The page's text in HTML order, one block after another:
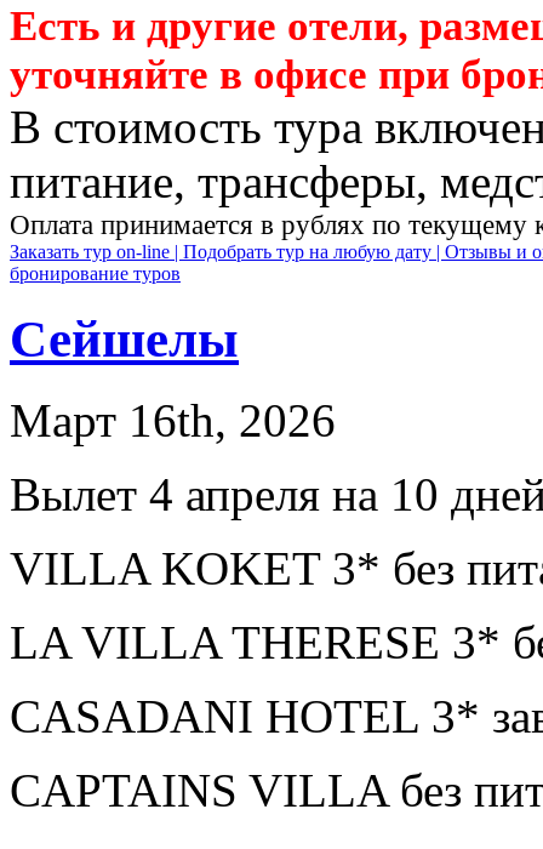
Есть и другие отели,
уточняйте в офисе при
В стоимость тура
питание, трансферы,
Оплата принимается в рублях по текущему
Заказать тур on-line | Подобрать тур на любую дату | Отзывы и
бронирование туров
Сейшелы
Март 16th, 2026
Вылет 4 апреля на 10
VILLA KOKET 3* без
LA VILLA THERESE 3*
CASADANI HOTEL 3*
CAPTAINS VILLA без